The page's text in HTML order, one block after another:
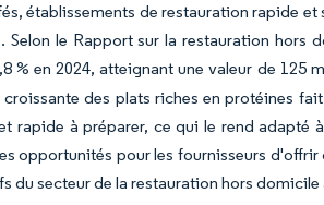
établissements de restauration rapide
Selon le Rapport sur la restauration
% en 2024, atteignant une valeur de 125
des plats riches en protéines
rapide à préparer, ce qui le rend adapté
opportunités pour les fournisseurs
du secteur de la restauration hors domicile